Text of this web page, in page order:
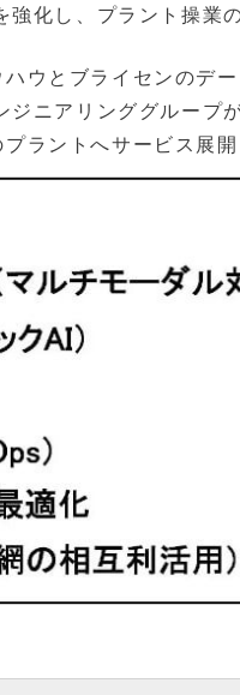
化し、プラント操業
ウとブライセンのデ
ニアリンググループ
ラントへサービス展開